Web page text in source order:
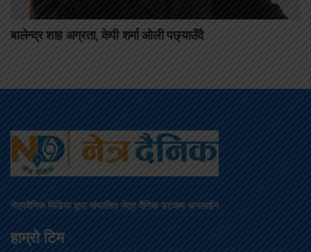
बालेन्द्र शाह अग्रता, केपी शर्मा ओली पछ्याउँदै
नेत्रदैनिक मिडिया द्वारा संचालित नेत्र दैनिक डटकम अनलाईन
हाम्रो टिम